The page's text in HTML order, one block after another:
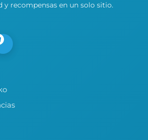
y recompensas en un solo sitio.